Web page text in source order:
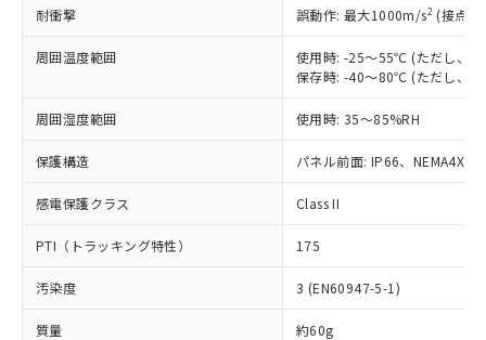
耐衝撃 誤動作: 最大1000m/s2 (接点
周囲温度範囲
使用時: -25～55℃ (ただし、氷
保存時: -40～80℃ (ただし、氷
周囲湿度範囲 使用時: 35～85%RH
保護構造 パネル前面: IP66、NEMA4X,
感電保護クラス Class II
PTI（トラッキング特性） 175
汚染度 3 (EN60947-5-1)
質量 約60g
販売ネットワーク
」をご確認
在庫状況および標準価格結果を当社の
事前の承諾なく第三者に漏洩または開
示しないようお願いします。
マイパーツ機能（部品リスト作成サー
ビス）をご利用いただくには、I-Web
メンバーズにご登録されている必要が
あります。
お客様が当ウェブサイト上で当社にご
登録された部品リストについて、当社
および当社の共同利用者が、当社の製
品・サービスに関するお客様との取
引・商談に必要な範囲で利用すること
図的な使用がないことを確認しています。
部品在庫の切り替え状況などにより、予定
月が前後することがあります。
※3 非含有証明書ダウンロード
下記の非含有証明書をダウンロードするこ
「ｅ」：有害物質（10物質）のすべてが基
準値以下であることを示します。
「10」：通常の使用状況下において有害物
質が外部に漏えいし、環境に深刻な影響を
及ぼさない年数を意味します。
「－」：未確認です。当社販売部門へお問
武器並びにこれらの製造装置等に一切
当社は、貴社製品を第三者に販売する
場合は、上記1、2および3の内容を当
該第三者に通知します。また当社は、
販売先および販売に係わる関係者が違
法に輸出するおそれがある場合は、取
り引きをいたしません。
キャンセル
いては、お客様のお取引先、ま
たはお客様担当のオムロン制御
機器販売店・当社販売員にご確
受注生産機種、また在庫状況の
情報を公開していない機種